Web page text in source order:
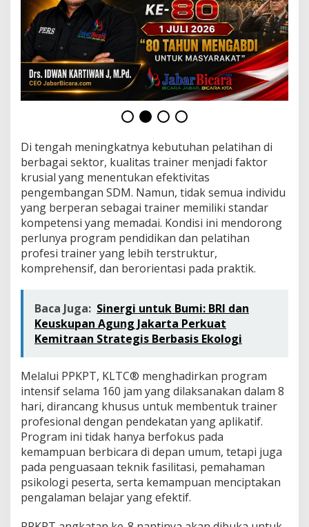
a
t
i
h
a
K
h
u
s
u
s
r
o
f
e
T
r
a
i
r
P
K
P
T
)
Di tengah meningkatnya kebutuhan pelatihan di
berbagai sektor, kualitas trainer menjadi faktor
krusial yang menentukan efektivitas
pengembangan SDM. Namun, tidak semua individu
yang berperan sebagai trainer memiliki standar
kompetensi yang memadai. Kondisi ini mendorong
perlunya program pendidikan dan pelatihan
profesi trainer yang lebih terstruktur,
komprehensif, dan berorientasi pada praktik.
Baca Juga: Sinergi untuk Bumi: BRI dan
Keuskupan Agung Jakarta Perkuat
Kemitraan Strategis Berbasis Ekologi
Melalui PPKPT, KLTC® menghadirkan program
intensif selama 160 jam yang dilaksanakan dalam 8
hari, dirancang khusus untuk membentuk trainer
profesional dengan pendekatan yang aplikatif.
Program ini tidak hanya berfokus pada
kemampuan berbicara di depan umum, tetapi juga
pada penguasaan teknik fasilitasi, pemahaman
psikologi peserta, serta kemampuan menciptakan
pengalaman belajar yang efektif.